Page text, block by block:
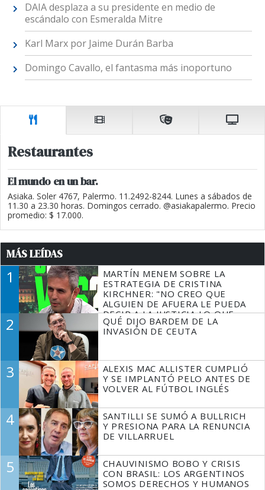
DAIA desplaza a su presidente en medio de
escándalo con Esmeralda Mitre
Karl Marx por Jaime Durán Barba
Domingo Cavallo, el fantasma más inoportuno
Restaurantes
El mundo en un bar.
Asiaka. Soler 4767, Palermo. 11.2492-8244. Lunes a sábados de
11.30 a 23.30 horas. Domingos cerrado. @asiakapalermo. Precio
promedio: $ 17.000.
MÁS LEÍDAS
1
MARTÍN MENEM SOBRE LA
ESTRATEGIA DE CRISTINA
KIRCHNER: "NO CREO QUE
ALGUIEN DE AFUERA LE PUEDA
DECIR A LA JUSTICIA LO QUE
TIENE QUE HACER"
2
QUÉ DIJO BARDEM DE LA
INVASIÓN DE CEUTA
3
ALEXIS MAC ALLISTER CUMPLIÓ
Y SE IMPLANTÓ PELO ANTES DE
VOLVER AL FÚTBOL INGLÉS
4
SANTILLI SE SUMÓ A BULLRICH
Y PRESIONA PARA LA RENUNCIA
DE VILLARRUEL
5
CHAUVINISMO BOBO Y CRISIS
CON BRASIL: LOS ARGENTINOS
SOMOS DERECHOS Y HUMANOS